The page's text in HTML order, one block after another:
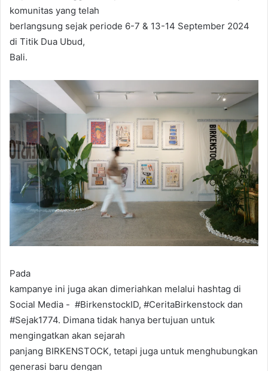
komunitas yang telah
berlangsung sejak periode 6-7 & 13-14 September 2024
di Titik Dua Ubud,
Bali.
Pada
kampanye ini juga akan dimeriahkan melalui hashtag di
Social Media - #BirkenstockID, #CeritaBirkenstock dan
#Sejak1774. Dimana tidak hanya bertujuan untuk
mengingatkan akan sejarah
panjang BIRKENSTOCK, tetapi juga untuk menghubungkan
generasi baru dengan